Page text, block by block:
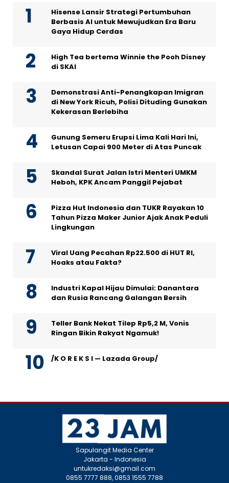
Hisense Lansir Strategi Pertumbuhan
Berbasis AI untuk Mewujudkan Era Baru
Gaya Hidup Cerdas
High Tea bertema Winnie the Pooh Disney
di SKAI
Demonstrasi Anti-Penangkapan Imigran
di New York Ricuh, Polisi Dituding Gunakan
Kekerasan Berlebiha
Gunung Semeru Erupsi Lima Kali Hari Ini,
Letusan Capai 900 Meter di Atas Puncak
Skandal Surat Jalan Istri Menteri UMKM
Heboh, KPK Ancam Panggil Pejabat
Pizza Hut Indonesia dan TUKR Rayakan 10
Tahun Pizza Maker Junior Ajak Anak Peduli
Lingkungan
Viral Uang Pecahan Rp22.500 di HUT RI,
Hoaks atau Fakta?
Industri Kapal Hijau Dimulai: Danantara
dan Rusia Rancang Galangan Bersih
Teller Bank Nekat Tilep Rp5,2 M, Vonis
Ringan Bikin Rakyat Ngamuk!
/K O R E K S I — Lazada Group/
Sapulangit Media Center
Jakarta - Indonesia
untukredaksi@gmail.com
0855 7777 888, 0853 1555 7788